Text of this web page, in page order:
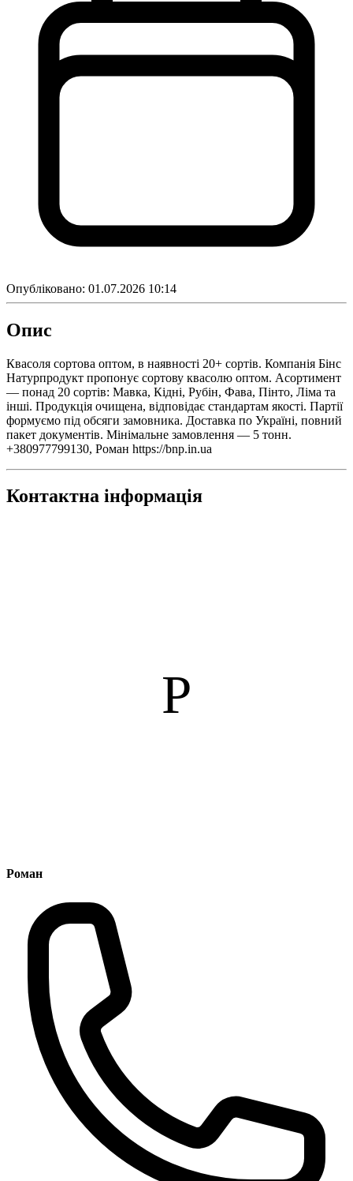
Опубліковано: 01.07.2026 10:14
Опис
Квасоля сортова оптом, в наявності 20+ сортів. Компанія Бінс
Натурпродукт пропонує сортову квасолю оптом. Асортимент
— понад 20 сортів: Мавка, Кідні, Рубін, Фава, Пінто, Ліма та
інші. Продукція очищена, відповідає стандартам якості. Партії
формуємо під обсяги замовника. Доставка по Україні, повний
пакет документів. Мінімальне замовлення — 5 тонн.
+380977799130, Роман https://bnp.in.ua
Контактна інформація
Р
Роман